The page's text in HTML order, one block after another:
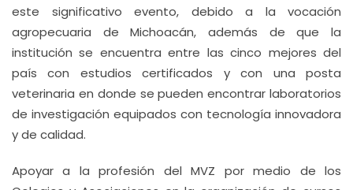
este significativo evento, debido a la vocación
agropecuaria de Michoacán, además de que la
institución se encuentra entre las cinco mejores del
país con estudios certificados y con una posta
veterinaria en donde se pueden encontrar laboratorios
de investigación equipados con tecnología innovadora
y de calidad.
Apoyar a la profesión del MVZ por medio de los